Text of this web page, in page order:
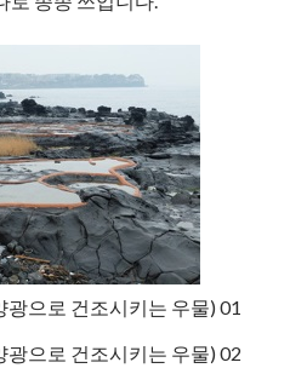
으로 건조시키는 우물) 01
으로 건조시키는 우물) 02